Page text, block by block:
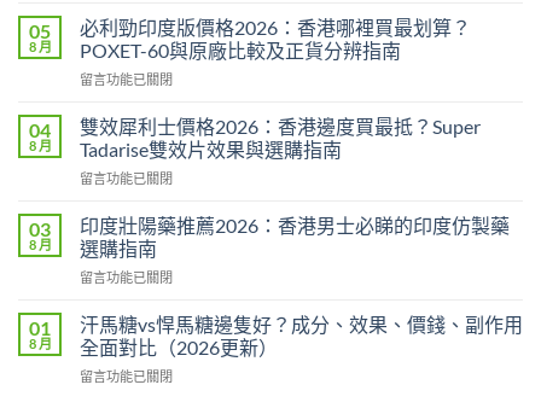
而
鋼
香
港
格
2026
攻
印
度
Viagra
價
比
較、
05
8 月
必利勁印度版價格2026：香港哪裡買最划算？
POXET-60與原廠比較及正貨分辨指南
在
利
勁
印
度
價
格
2026：
香
哪
裡
最
留言功能已關閉
04
8 月
雙效犀利士價格2026：香港邊度買最抵？Super
Tadarise雙效片效果與選購指南
在
效
犀
利
士
格
2026：
港
留言功能已關閉
03
8 月
印度壯陽藥推薦2026：香港男士必睇的印度仿製藥
選購指南
在
度
壯
陽
藥
留言功能已關閉
01
8 月
汗馬糖vs悍馬糖邊隻好？成分、效果、價錢、副作用
全面對比（2026更新）
在
留言功能已關閉